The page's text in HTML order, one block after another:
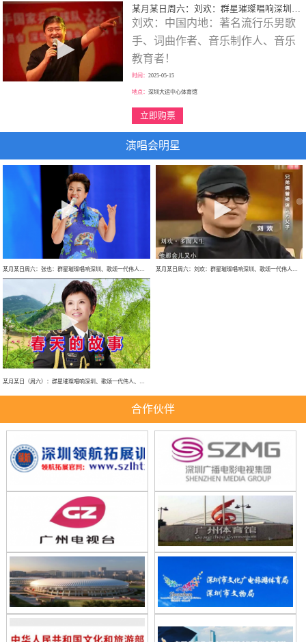
某月某日周六：刘欢：群星璀璨唱响深圳、歌颂一代伟人、巡回大型演唱会！
刘欢：中国内地：著名流行乐男歌
手、词曲作者、音乐制作人、音乐
教育者！
时间：2025-05-15
地点：深圳大运中心体育馆
立即购票
演唱会明星
合作伙伴